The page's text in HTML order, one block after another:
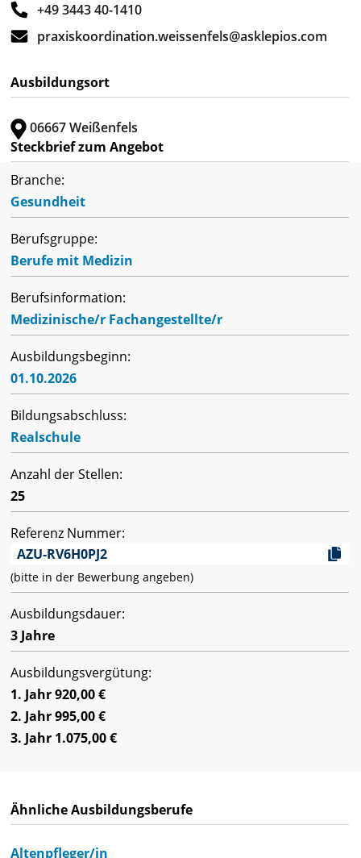
+49 3443 40-1410
praxiskoordination.weissenfels@asklepios.com
Ausbildungsort
06667 Weißenfels
Steckbrief zum Angebot
Branche:
Gesundheit
Berufsgruppe:
Berufe mit Medizin
Berufsinformation:
Medizinische/r Fachangestellte/r
Ausbildungsbeginn:
01.10.2026
Bildungsabschluss:
Realschule
Anzahl der Stellen:
25
Referenz Nummer:
AZU-RV6H0PJ2
(bitte in der Bewerbung angeben)
Ausbildungsdauer:
3 Jahre
Ausbildungsvergütung:
1. Jahr 920,00 €
2. Jahr 995,00 €
3. Jahr 1.075,00 €
Ähnliche Ausbildungsberufe
Altenpfleger/in